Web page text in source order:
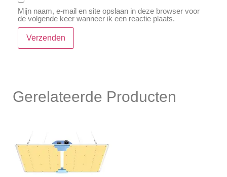
Mijn naam, e-mail en site opslaan in deze browser voor
de volgende keer wanneer ik een reactie plaats.
Gerelateerde Producten